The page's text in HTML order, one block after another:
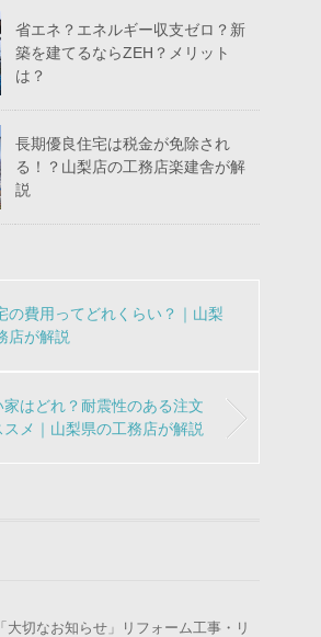
省エネ？エネルギー収支ゼロ？新
築を建てるならZEH？メリット
は？
長期優良住宅は税金が免除され
る！？山梨店の工務店楽建舎が解
説
の費用ってどれくらい？｜山梨
店が解説
はどれ？耐震性のある注文
メ｜山梨県の工務店が解説
「大切なお知らせ」リフォーム工事・リ